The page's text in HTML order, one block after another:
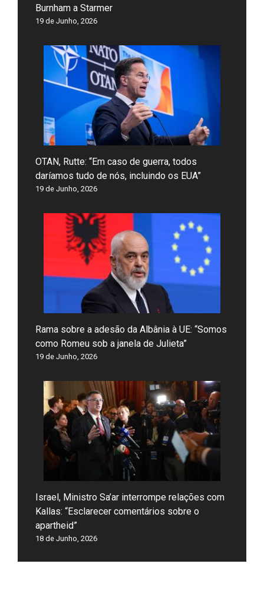
Burnham a Starmer
19 de Junho, 2026
OTAN, Rutte: “Em caso de guerra, todos
daríamos tudo de nós, incluindo os EUA”
19 de Junho, 2026
Rama sobre a adesão da Albânia à UE: “Somos
como Romeu sob a janela de Julieta”
19 de Junho, 2026
Israel, Ministro Sa’ar interrompe relações com
Kallas: “Esclarecer comentários sobre o
apartheid”
18 de Junho, 2026